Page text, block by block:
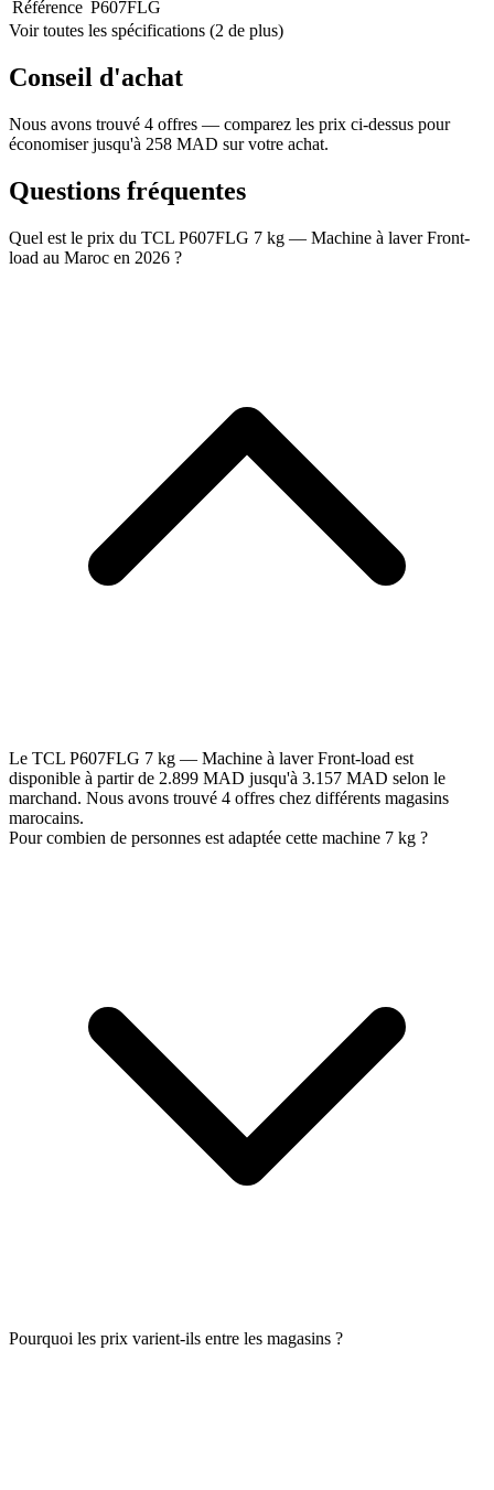
Référence P607FLG
Voir toutes les spécifications (2 de plus)
Conseil d'achat
Nous avons trouvé 4 offres — comparez les prix ci-dessus pour
économiser jusqu'à 258 MAD sur votre achat.
Questions fréquentes
Quel est le prix du TCL P607FLG 7 kg — Machine à laver Front-
load au Maroc en 2026 ?
Le TCL P607FLG 7 kg — Machine à laver Front-load est
disponible à partir de 2.899 MAD jusqu'à 3.157 MAD selon le
marchand. Nous avons trouvé 4 offres chez différents magasins
marocains.
Pour combien de personnes est adaptée cette machine 7 kg ?
Pourquoi les prix varient-ils entre les magasins ?